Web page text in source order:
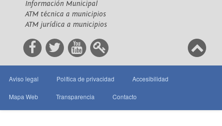
Información Municipal
ATM técnica a municipios
ATM jurídica a municipios
Aviso legal Política de privacidad Accesibilidad
Mapa Web Transparencia Contacto